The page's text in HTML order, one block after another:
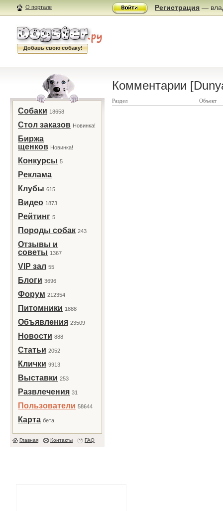
О портале Регистрация —
Добавь свою собаку!
Собаки 18658
Стол заказов Новинка!
Биржа
щенков Новинка!
Конкурсы 5
Реклама
Клубы 615
Видео 1873
Рейтинг 5
Породы собак 243
Отзывы и
советы 1367
VIP зал 55
Блоги 3696
Форум 212354
Питомники 1888
Объявления 23509
Новости 888
Статьи 2052
Клички 9913
Выставки 253
Развлечения 31
Пользователи 58644
Карта бета
Главная Контакты FAQ
Комментарии
Раздел Объект